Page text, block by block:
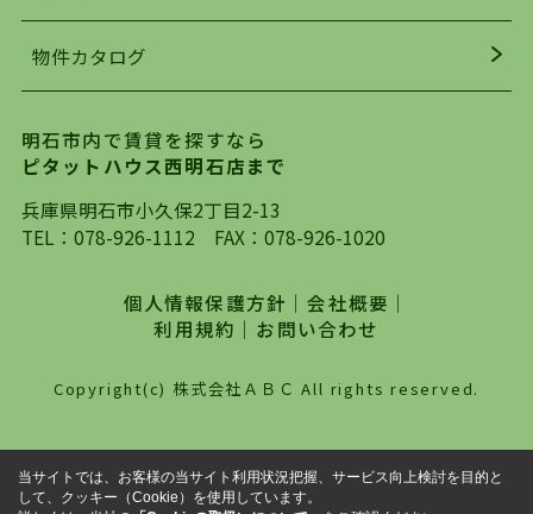
を行っており地域最大級の情報取扱量を誇ってお
ります。店頭で限られた物件をご紹介する、従来
自身でインターネットを利用し、理想のお部屋を
探していただき、選択していただいた物件情報に
対して、専門知識を持ったスタッフがサポートさ
せていただくスタイルを心がけております。私た
は、一度だけでは終わらない、お客様との末長い
お付き合いです。初めての一人暮らしから、就
職・ご結婚・売買物件の購入、などなど一生涯に
わたる、良きアドバイザーとして、地域に密着し
た営業スタイルで様々なお役立ちができればと強
わせください。
物件カタログ
明石市内で賃貸を探すなら
ピタットハウス西明石店まで
兵庫県明石市小久保2丁目2-13
TEL： 078-926-1112 FAX：078-926-1020
個人情報保護方針 ｜会社概要 ｜
利用規約 ｜ お問い合わせ
Copyright(c) 株式会社ＡＢＣ All rights reserved.
当サイトでは、お客様の当サイト利用状況把握、サービス向上検討を目的と
して、クッキー（Cookie）を使用しています。